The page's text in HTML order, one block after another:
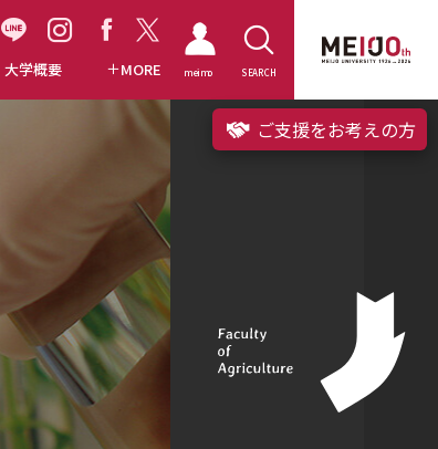
大学概要 MORE meimo SEARCH
ご支援をお考えの方